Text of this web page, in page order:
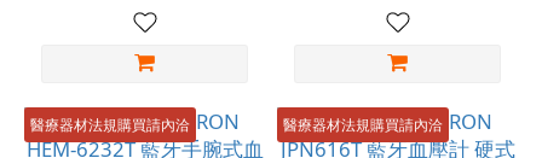
醫療器材法規購買請內洽 醫療器材法規購買請內洽